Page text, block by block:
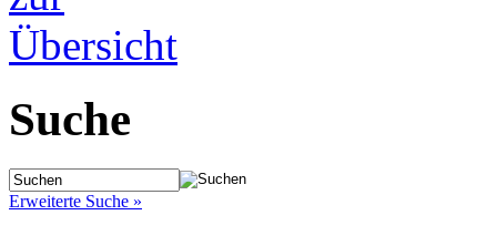
Suche
Erweiterte Suche »